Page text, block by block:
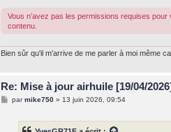
Vous n’avez pas les permissions requises
contenu.
Bien sûr qu'il m'arrive de me parler à moi même
Re: Mise à jour airhuile [19/04/
Mparmike750» 13 juin 2026, 09:54